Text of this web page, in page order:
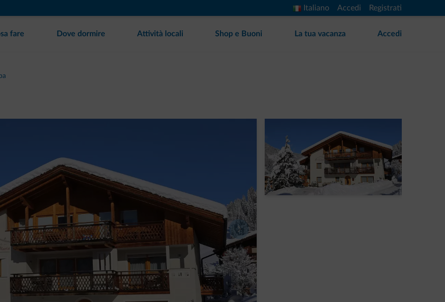
Italiano Accedi Registrati
fare Dove dormire Attività locali Shop e Buoni La tua vacanza Accedi